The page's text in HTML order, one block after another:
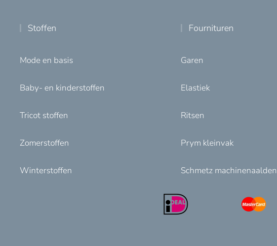
Stoffen
Mode en basis
Baby- en kinderstoffen
Tricot stoffen
Zomerstoffen
Winterstoffen
Fournituren
Garen
Elastiek
Ritsen
Prym kleinvak
Schmetz machinenaalden